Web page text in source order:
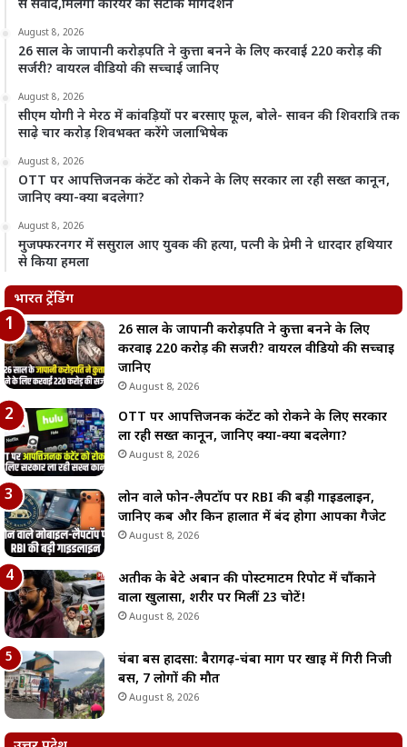
से संवाद,मिलेगा करियर का सटीक मार्गदर्शन
August 8, 2026
26 साल के जापानी करोड़पति ने कुत्ता बनने के लिए करवाई 220 करोड़ की
सर्जरी? वायरल वीडियो की सच्चाई जानिए
August 8, 2026
सीएम योगी ने मेरठ में कांवड़ियों पर बरसाए फूल, बोले- सावन की शिवरात्रि तक
साढ़े चार करोड़ शिवभक्त करेंगे जलाभिषेक
August 8, 2026
OTT पर आपत्तिजनक कंटेंट को रोकने के लिए सरकार ला रही सख्त कानून,
जानिए क्या-क्या बदलेगा?
August 8, 2026
मुजफ्फरनगर में ससुराल आए युवक की हत्या, पत्नी के प्रेमी ने धारदार हथियार
से किया हमला
भारत ट्रेंडिंग
26 साल के जापानी करोड़पति ने कुत्ता बनने के लिए
करवाई 220 करोड़ की सर्जरी? वायरल वीडियो की सच्चाई
जानिए
August 8, 2026
OTT पर आपत्तिजनक कंटेंट को रोकने के लिए सरकार
ला रही सख्त कानून, जानिए क्या-क्या बदलेगा?
August 8, 2026
लोन वाले फोन-लैपटॉप पर RBI की बड़ी गाइडलाइन,
जानिए कब और किन हालात में बंद होगा आपका गैजेट
August 8, 2026
अतीक के बेटे अबान की पोस्टमार्टम रिपोर्ट में चौंकाने
वाला खुलासा, शरीर पर मिलीं 23 चोटें!
August 8, 2026
चंबा बस हादसा: बैरागढ़-चंबा मार्ग पर खाई में गिरी निजी
बस, 7 लोगों की मौत
August 8, 2026